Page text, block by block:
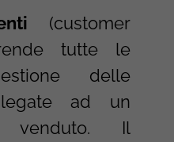
(customer
tutte le
delle
legate ad un
venduto. Il